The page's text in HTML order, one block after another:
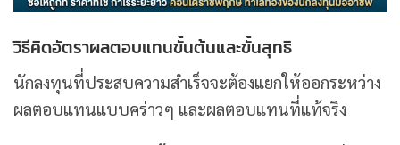
วิธีคิดอัตราผลตอบแทนขั้นต้นและขั้นสุทธิ
นักลงทุนที่ประสบความสำเร็จจะต้องแยกให้ออกระหว่าง
ผลตอบแทนแบบคร่าวๆ และผลตอบแทนที่แท้จริง